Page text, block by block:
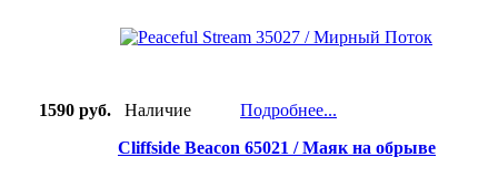
1590 руб. Наличие
Подробнее...
Cliffside Beacon 65021 / Маяк на обрыве